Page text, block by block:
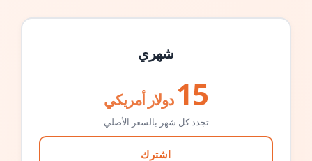
شهري
15 دولار أمريكي
تجدد كل شهر بالسعر الأصلي
اشترك